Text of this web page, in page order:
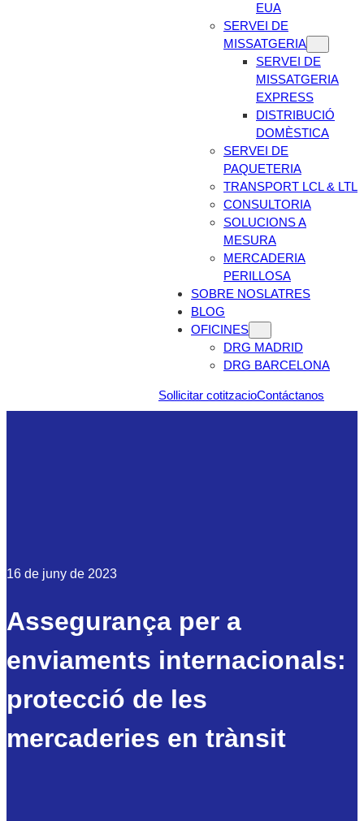
EUA
SERVEI DE
MISSATGERIA
SERVEI DE
MISSATGERIA
EXPRESS
DISTRIBUCIÓ
DOMÈSTICA
SERVEI DE
PAQUETERIA
TRANSPORT LCL & LTL
CONSULTORIA
SOLUCIONS A
MESURA
MERCADERIA
PERILLOSA
SOBRE NOSLATRES
BLOG
OFICINES
DRG MADRID
DRG BARCELONA
Sollicitar cotitzacioContáctanos
16 de juny de 2023
Assegurança per a
enviaments internacionals:
protecció de les
mercaderies en trànsit